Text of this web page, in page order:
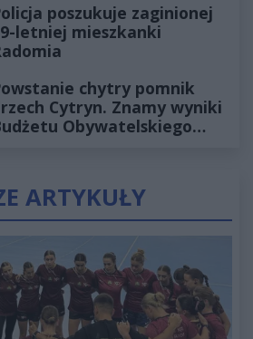
poszukuje zaginionej
letniej mieszkanki
chytry pomnik
Cytryn. Znamy wyniki
Obywatelskiego
ARTYKUŁY